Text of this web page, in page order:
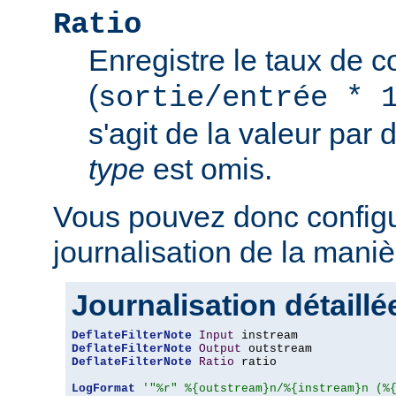
Ratio
Enregistre le taux de
(sortie/entrée *
s'agit de la valeur par
type est omis.
Vous pouvez donc
journalisation de la
Journalisation
DeflateFilterNote Input
DeflateFilterNote Output
DeflateFilterNote
Ratio ratio
LogFormat
'"%r" %{outstream}n/%{instream}n